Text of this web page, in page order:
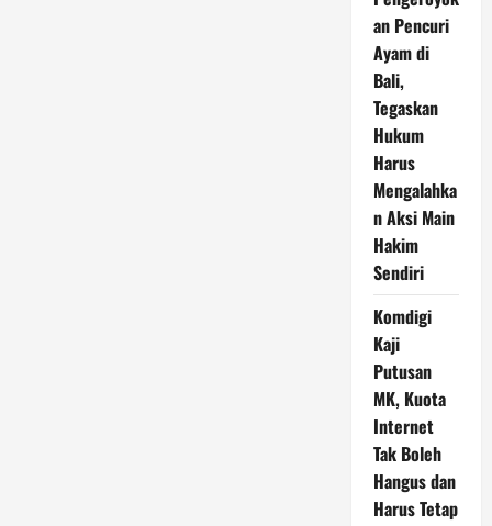
an Pencuri
Ayam di
Bali,
Tegaskan
Hukum
Harus
Mengalahka
n Aksi Main
Hakim
Sendiri
Komdigi
Kaji
Putusan
MK, Kuota
Internet
Tak Boleh
Hangus dan
Harus Tetap